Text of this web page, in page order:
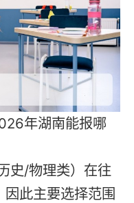
年湖南能报哪
史/物理类）在往
此主要选择范围